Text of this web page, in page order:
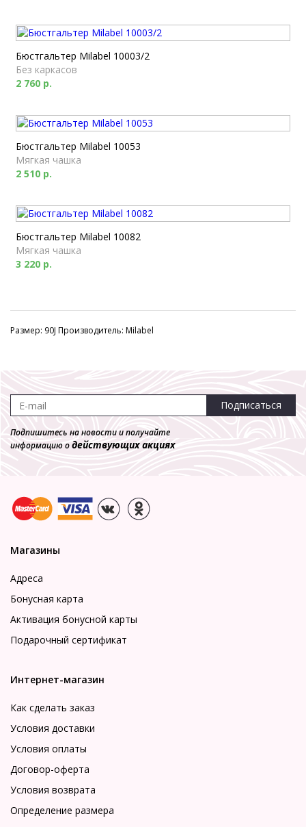
Бюстгальтер Milabel 10003/2
Без каркасов
2 760 р.
Бюстгальтер Milabel 10053
Мягкая чашка
2 510 р.
Бюстгальтер Milabel 10082
Мягкая чашка
3 220 р.
Размер: 90J Производитель: Milabel
Подписаться
Подпишитесь на новости и получайте
информацию одействующих акциях
Магазины
Адреса
Бонусная карта
Активация бонусной карты
Подарочный сертификат
Интернет-магазин
Как сделать заказ
Условия доставки
Условия оплаты
Договор-оферта
Условия возврата
Определение размера